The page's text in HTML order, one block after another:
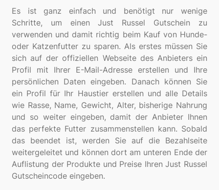
Es ist ganz einfach und benötigt nur wenige
Schritte, um einen Just Russel Gutschein zu
verwenden und damit richtig beim Kauf von Hunde-
oder Katzenfutter zu sparen. Als erstes müssen Sie
sich auf der offiziellen Webseite des Anbieters ein
Profil mit Ihrer E-Mail-Adresse erstellen und Ihre
persönlichen Daten eingeben. Danach können Sie
ein Profil für Ihr Haustier erstellen und alle Details
wie Rasse, Name, Gewicht, Alter, bisherige Nahrung
und so weiter eingeben, damit der Anbieter Ihnen
das perfekte Futter zusammenstellen kann. Sobald
das beendet ist, werden Sie auf die Bezahlseite
weitergeleitet und können dort am unteren Ende der
Auflistung der Produkte und Preise Ihren Just Russel
Gutscheincode eingeben.